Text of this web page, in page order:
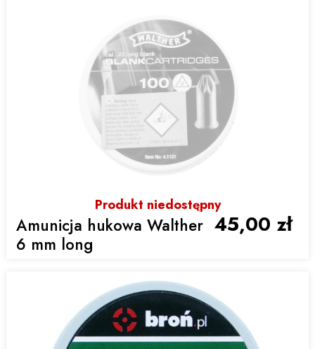
Produkt niedostępny
Amunicja hukowa Walther
6 mm long
45,00 zł